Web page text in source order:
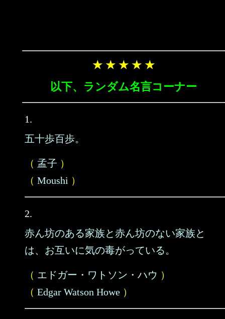
★ ★ ★ ★ ★
以下、ランダム名言コーナー
1.
五十歩百歩。
（ 孟子 ）
（ Moushi ）
2.
赤ん坊のある家族と赤ん坊のない家族と
は、お互いに気の毒がっている。
（ エドガー・ワトソン・ハウ ）
（ Edgar Watson Howe ）